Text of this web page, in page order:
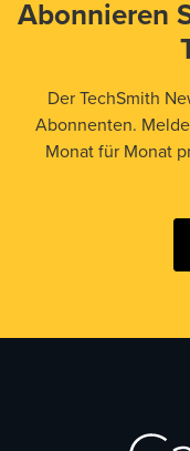
Abonnieren
Der TechSmith
Abonnenten.
Monat für Monat